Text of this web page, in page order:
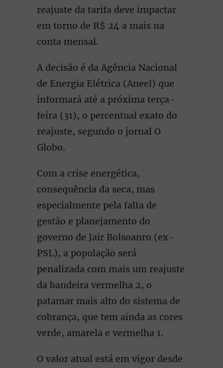
reajuste da tarifa deve impactar
em torno de R$ 24 a mais na
conta mensal.
A decisão é da Agência Nacional
de Energia Elétrica (Aneel) que
informará até a próxima terça-
feira (31), o percentual exato do
reajuste, segundo o jornal O
Globo.
Com a crise energética,
consequência da seca, mas
especialmente pela falta de
gestão e planejamento do
governo de Jair Bolsoanro (ex-
PSL), a população será
penalizada com mais um reajuste
da bandeira vermelha 2, o
patamar mais alto do sistema de
cobrança, que tem ainda as cores
verde, amarela e vermelha 1.
O valor atual está em vigor desde